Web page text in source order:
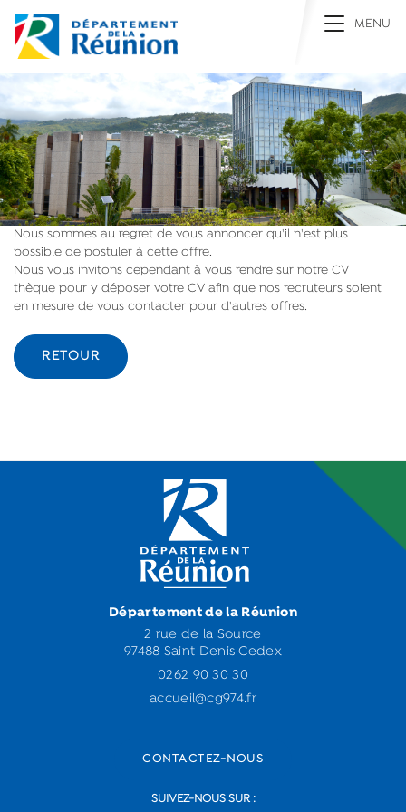
Toggle
MENU
Nous sommes au regret de vous annoncer qu'il n'est plus
possible de postuler à cette offre.
Nous vous invitons cependant à vous rendre sur notre CV
thèque pour y déposer votre CV afin que nos recruteurs soient
en mesure de vous contacter pour d'autres offres.
RETOUR
Département de la Réunion
2 rue de la Source
97488 Saint Denis Cedex
0262 90 30 30
accueil@cg974.fr
CONTACTEZ-NOUS
SUIVEZ-NOUS SUR :